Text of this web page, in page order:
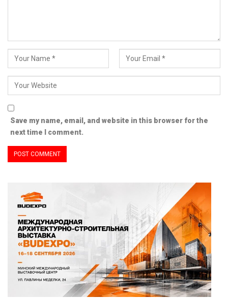
Save my name, email, and website in this browser for the
next time I comment.